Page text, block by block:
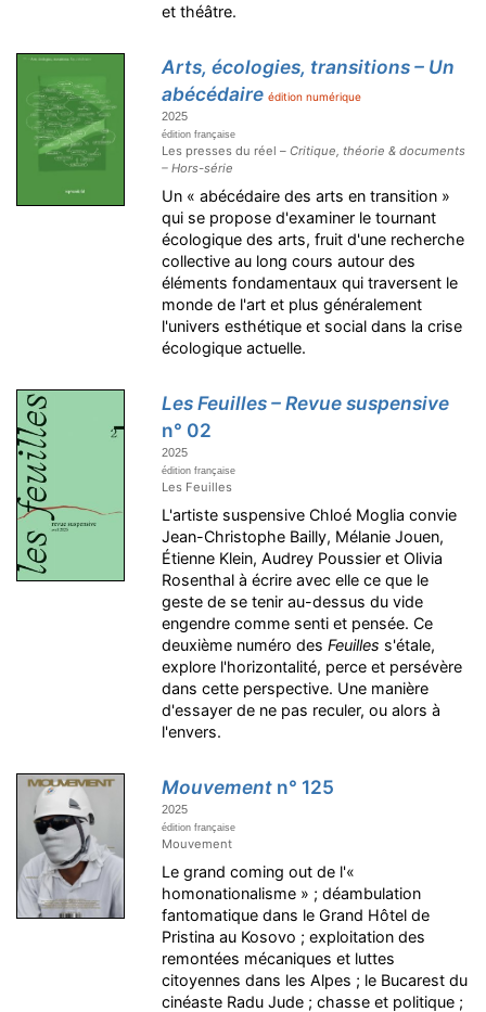
et théâtre.
Arts, écologies, transitions – Un
abécédaire édition numérique
2025
édition française
Les presses du réel –Critique, théorie & documents
– Hors-série
Un « abécédaire des arts en transition »
qui se propose d'examiner le tournant
écologique des arts, fruit d'une recherche
collective au long cours autour des
éléments fondamentaux qui traversent le
monde de l'art et plus généralement
l'univers esthétique et social dans la crise
écologique actuelle.
Les Feuilles – Revue suspensive
n° 02
2025
édition française
Les Feuilles
L'artiste suspensive Chloé Moglia convie
Jean-Christophe Bailly, Mélanie Jouen,
Étienne Klein, Audrey Poussier et Olivia
Rosenthal à écrire avec elle ce que le
geste de se tenir au-dessus du vide
engendre comme senti et pensée. Ce
deuxième numéro desFeuilles s'étale,
explore l'horizontalité, perce et persévère
dans cette perspective. Une manière
d'essayer de ne pas reculer, ou alors à
l'envers.
Mouvement n° 125
2025
édition française
Mouvement
Le grand coming out de l'«
homonationalisme » ; déambulation
fantomatique dans le Grand Hôtel de
Pristina au Kosovo ; exploitation des
remontées mécaniques et luttes
citoyennes dans les Alpes ; le Bucarest du
cinéaste Radu Jude ; chasse et politique ;